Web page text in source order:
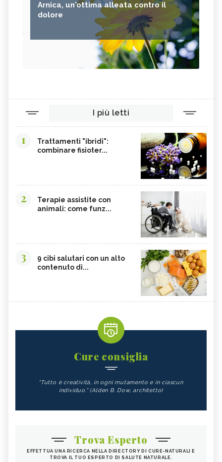
Arnica, un'ottima alleata contro il
dolore
I più letti
1
Trattamenti "ibridi":
combinare fisioter...
2
Terapie assistite con
animali: come funz...
3
9 cibi salutari con un alto
contenuto di...
Cure consiglia
"Tutto è creatività, in ogni mutamento e in ciascun
individuo." (Alden B. Dow, architetto)
Trova Esperto
EFFETTUA UNA RICERCA NELLA DIRECTORY DI CURE-NATURALI E
TROVA IL TUO ESPERTO DI SALUTE NATURALE.